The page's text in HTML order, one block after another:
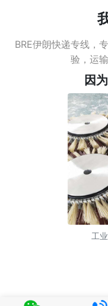
BRE伊朗快递专线，
验，运
因
工